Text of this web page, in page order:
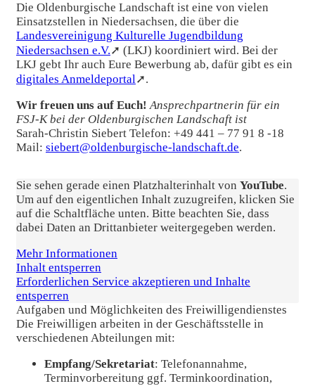
Die Oldenburgische Landschaft ist eine von vielen
Einsatzstellen in Niedersachsen, die über die
Landesvereinigung Kulturelle Jugendbildung
Niedersachsen e.V.➚ (LKJ) koordiniert wird. Bei der
LKJ gebt Ihr auch Eure Bewerbung ab, dafür gibt es ein
digitales Anmeldeportal➚.
Wir freuen uns auf Euch! Ansprechpartnerin für ein
FSJ-K bei der Oldenburgischen Landschaft ist
Sarah-Christin Siebert Telefon: +49 441 – 77 91 8 -18
Mail: siebert@oldenburgische-landschaft.de.
Sie sehen gerade einen Platzhalterinhalt von YouTube.
Um auf den eigentlichen Inhalt zuzugreifen, klicken Sie
auf die Schaltfläche unten. Bitte beachten Sie, dass
dabei Daten an Drittanbieter weitergegeben werden.
Mehr Informationen
Inhalt entsperren
Erforderlichen Service akzeptieren und Inhalte
entsperren
Aufgaben und Möglichkeiten des Freiwilligendienstes
Die Freiwilligen arbeiten in der Geschäftsstelle in
verschiedenen Abteilungen mit:
Empfang/Sekretariat: Telefonannahme,
Terminvorbereitung ggf. Terminkoordination,